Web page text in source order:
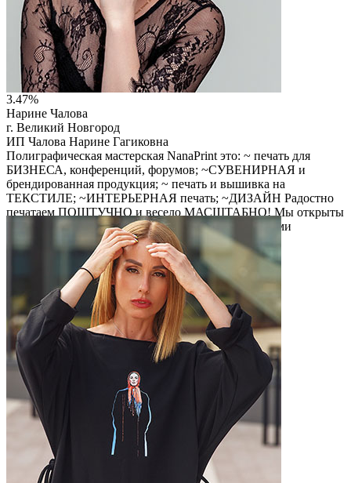
3.47%
Нарине Чалова
г. Великий Новгород
ИП Чалова Нарине Гагиковна
Полиграфическая мастерская NanaPrint это: ~ печать для
БИЗНЕСА, конференций, форумов; ~СУВЕНИРНАЯ и
брендированная продукция; ~ печать и вышивка на
ТЕКСТИЛЕ; ~ИНТЕРЬЕРНАЯ печать; ~ДИЗАЙН Радостно
печатаем ПОШТУЧНО и весело МАСШТАБНО! Мы открыты
и сотрудничаем с самозанятыми, с некоммерческими
организациями и на постоянной основе ведем
благотворительную деятельность.
Читать описание
Перейти на сайт